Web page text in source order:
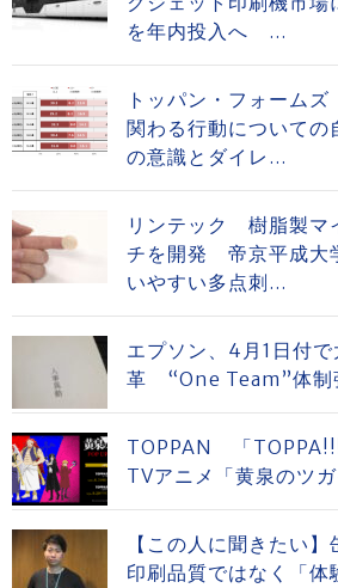
を年内投入へ ...
トッパン・フォーム
関わる行動について
の意識とダイレ...
リンテック 樹脂製マ
チを開発 帝京平成大
いやすい多点刺...
エプソン、4月1日付
革 “One Team”体制
TOPPAN 「
TVアニメ「黄泉のツ
【この人に聞きたい
印刷品質ではなく「